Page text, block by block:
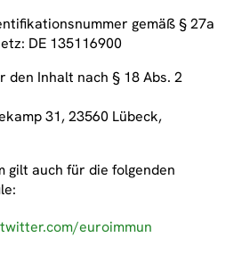
gemäß § 27a
DE 135116900
Inhalt nach § 18 Abs. 2
31, 23560 Lübeck,
gilt auch für die folgenden
euroimmun